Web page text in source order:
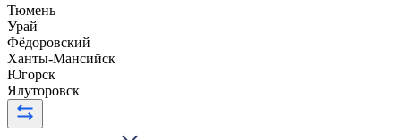
Тюмень
Урай
Фёдоровский
Ханты-Мансийск
Югорск
Ялуторовск